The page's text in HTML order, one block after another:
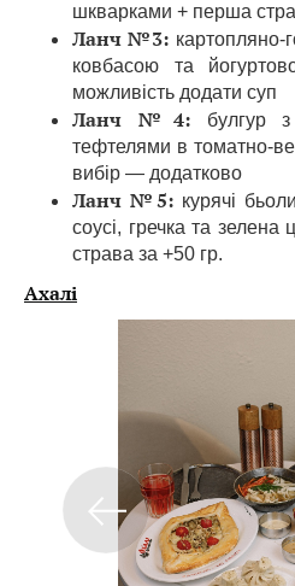
шкварками + перша
Ланч №3: картопляно-
ковбасою та
можливість додати суп
Ланч №4:
булгур
тефтелями в томатно-
вибір — додатково
Ланч №5: курячі
соусі, гречка та
страва за +50 гр.
Ахалі